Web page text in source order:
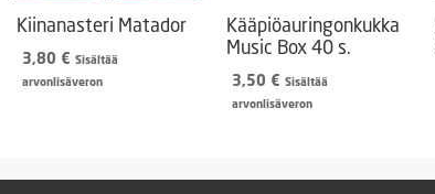
Kiinanasteri Matador
3,80 € Sisältää
arvonlisäveron
Kääpiöauringonkukka
Music Box 40 s.
3,50 € Sisältää
arvonlisäveron